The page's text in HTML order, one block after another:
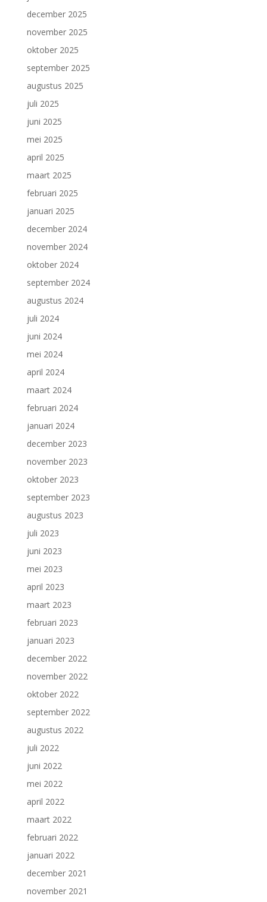
december 2025
november 2025
oktober 2025
september 2025
augustus 2025
juli 2025
juni 2025
mei 2025
april 2025
maart 2025
februari 2025
januari 2025
december 2024
november 2024
oktober 2024
september 2024
augustus 2024
juli 2024
juni 2024
mei 2024
april 2024
maart 2024
februari 2024
januari 2024
december 2023
november 2023
oktober 2023
september 2023
augustus 2023
juli 2023
juni 2023
mei 2023
april 2023
maart 2023
februari 2023
januari 2023
december 2022
november 2022
oktober 2022
september 2022
augustus 2022
juli 2022
juni 2022
mei 2022
april 2022
maart 2022
februari 2022
januari 2022
december 2021
november 2021